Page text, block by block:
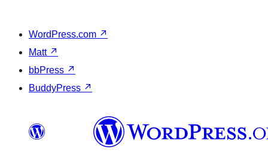
WordPress.com ↗
Matt ↗
bbPress ↗
BuddyPress ↗